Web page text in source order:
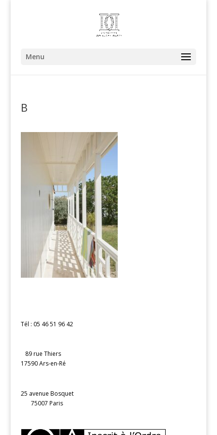
Menu
B
Tél : 05 46 51 96 42
89 rue Thiers
17590 Ars-en-Ré
25 avenue Bosquet
75007 Paris